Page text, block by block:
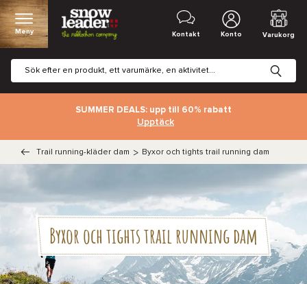
Meny Kontakt Konto Varukorg
SUMMER DEALS: upp till 60% rabatt
Upptäck
Trail running-kläder dam > Byxor och tights trail running dam
Byxor och tights trail running dam